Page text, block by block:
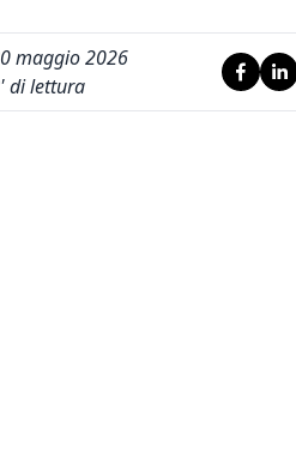
maggio 2026
' di lettura